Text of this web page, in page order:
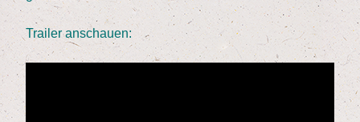
Trai­ler anschauen: